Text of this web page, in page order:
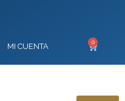
MI CUENTA 0